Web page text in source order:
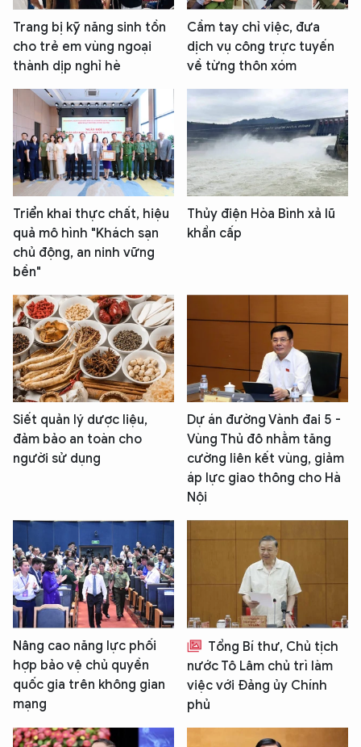
Trang bị kỹ năng sinh tồn
cho trẻ em vùng ngoại
thành dịp nghỉ hè
Cầm tay chỉ việc, đưa
dịch vụ công trực tuyến
về từng thôn xóm
Triển khai thực chất, hiệu
quả mô hình "Khách sạn
chủ động, an ninh vững
bền"
Thủy điện Hòa Bình xả lũ
khẩn cấp
Siết quản lý dược liệu,
đảm bảo an toàn cho
người sử dụng
Dự án đường Vành đai 5 -
Vùng Thủ đô nhằm tăng
cường liên kết vùng, giảm
áp lực giao thông cho Hà
Nội
Nâng cao năng lực phối
hợp bảo vệ chủ quyền
quốc gia trên không gian
mạng
Tổng Bí thư, Chủ tịch
nước Tô Lâm chủ trì làm
việc với Đảng ủy Chính
phủ
XIN CHÀO,
TÔI LÀ CHATBOT CỦA
Hãy hỏi tôi bất kỳ điều gì bạn cần biết về
An Ninh Thủ Đô nhé. Tôi sẵn sàng hỗ trợ!